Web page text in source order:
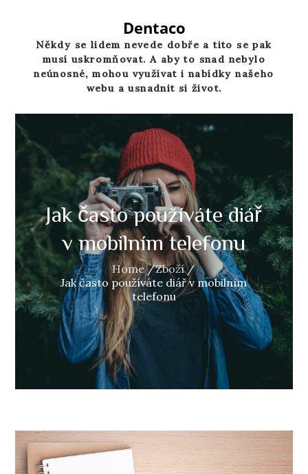
Dentaco
Někdy se lidem nevede dobře a tito se pak
musí uskromňovat. A aby to snad nebylo
neúnosné, mohou využívat i nabídky našeho
webu a usnadnit si život.
Jak často používáte diář
v mobilním telefonu
Home
Zboží
Jak často používáte diář v mobilním
telefonu